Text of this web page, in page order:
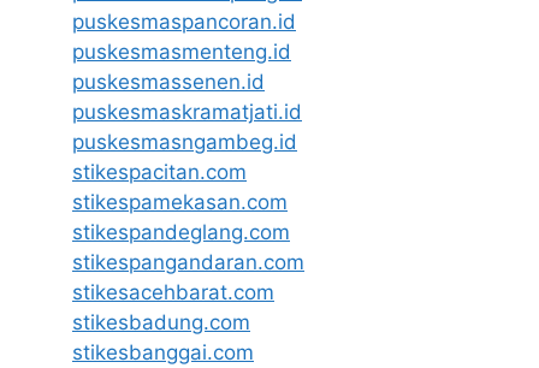
puskesmaspancoran.id
puskesmasmenteng.id
puskesmassenen.id
puskesmaskramatjati.id
puskesmasngambeg.id
stikespacitan.com
stikespamekasan.com
stikespandeglang.com
stikespangandaran.com
stikesacehbarat.com
stikesbadung.com
stikesbanggai.com